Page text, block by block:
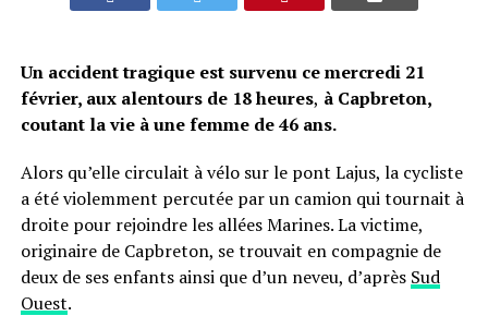
Un accident tragique est survenu ce mercredi 21
février, aux alentours de 18 heures, à Capbreton,
coutant la vie à une femme de 46 ans.
Alors qu’elle circulait à vélo sur le pont Lajus, la cycliste
a été violemment percutée par un camion qui tournait à
droite pour rejoindre les allées Marines. La victime,
originaire de Capbreton, se trouvait en compagnie de
deux de ses enfants ainsi que d’un neveu, d’après Sud
Ouest.